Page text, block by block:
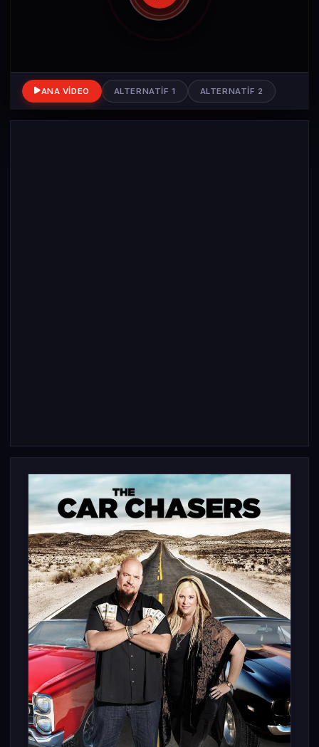
ANA VIDEO ALTERNATIF 1 ALTERNATIF 2